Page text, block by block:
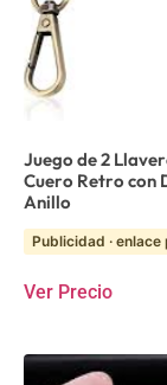
Juego de 2
Cuero Retro con
Anillo
Publicidad · enlace
Ver Precio